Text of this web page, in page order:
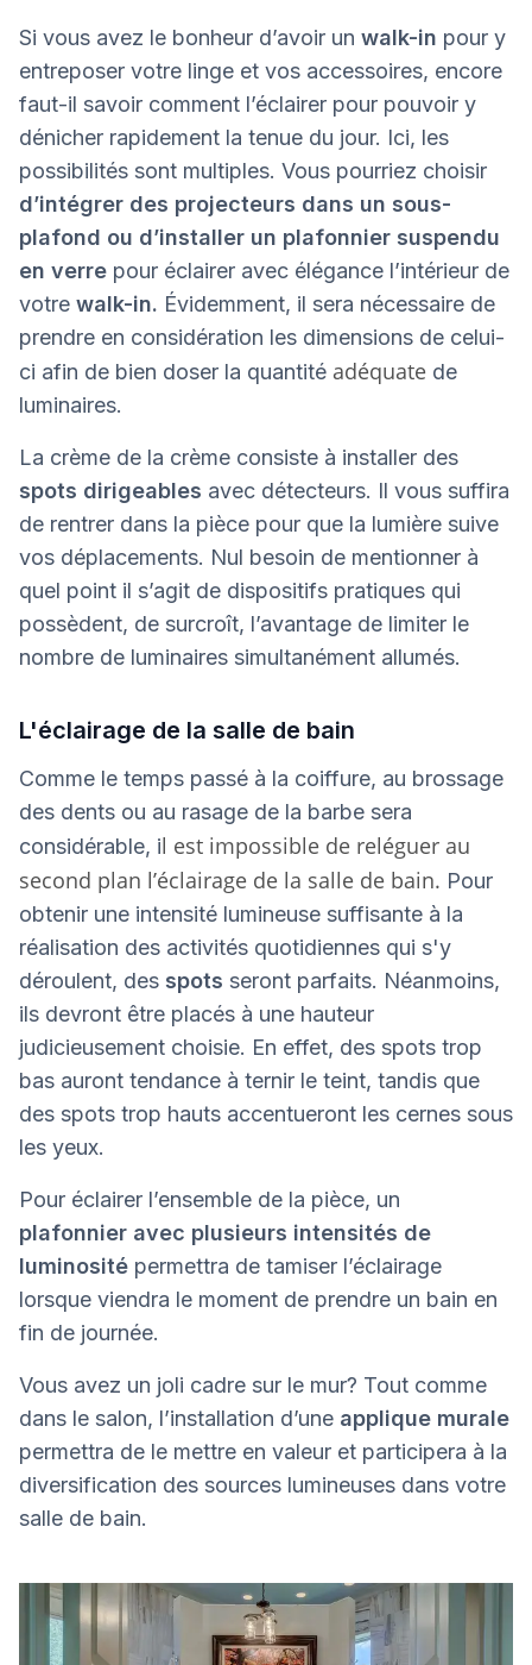
Si vous avez le bonheur d’avoir un walk-in pour y
entreposer votre linge et vos accessoires, encore
faut-il savoir comment l’éclairer pour pouvoir y
dénicher rapidement la tenue du jour. Ici, les
possibilités sont multiples. Vous pourriez choisir
d’intégrer des projecteurs dans un sous-
plafond ou d’installer un plafonnier suspendu
en verre pour éclairer avec élégance l’intérieur de
votre walk-in. Évidemment, il sera nécessaire de
prendre en considération les dimensions de celui-
ci afin de bien doser la quantité adéquate de
luminaires.
La crème de la crème consiste à installer des
spots dirigeables avec détecteurs. Il vous suffira
de rentrer dans la pièce pour que la lumière suive
vos déplacements. Nul besoin de mentionner à
quel point il s’agit de dispositifs pratiques qui
possèdent, de surcroît, l’avantage de limiter le
nombre de luminaires simultanément allumés.
L'éclairage de la salle de bain
Comme le temps passé à la coiffure, au brossage
des dents ou au rasage de la barbe sera
considérable, il est impossible de reléguer au
second plan l’éclairage de la salle de bain. Pour
obtenir une intensité lumineuse suffisante à la
réalisation des activités quotidiennes qui s'y
déroulent, des spots seront parfaits. Néanmoins,
ils devront être placés à une hauteur
judicieusement choisie. En effet, des spots trop
bas auront tendance à ternir le teint, tandis que
des spots trop hauts accentueront les cernes sous
les yeux.
Pour éclairer l’ensemble de la pièce, un
plafonnier avec plusieurs intensités de
luminosité permettra de tamiser l’éclairage
lorsque viendra le moment de prendre un bain en
fin de journée.
Vous avez un joli cadre sur le mur? Tout comme
dans le salon, l’installation d’une applique murale
permettra de le mettre en valeur et participera à la
diversification des sources lumineuses dans votre
salle de bain.